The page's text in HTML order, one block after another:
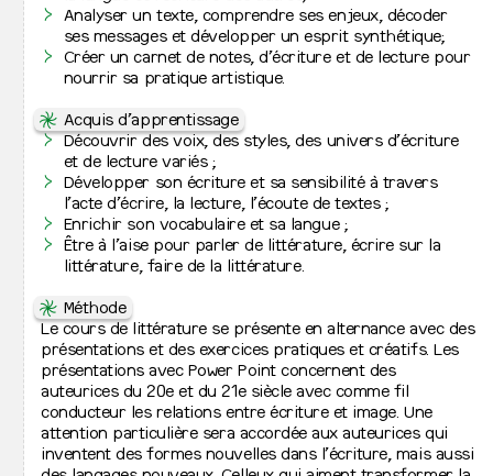
↦
Vie étudiante
↦
⇒
Conseil Étudiant·e
↦
Aide aux étudiant·es
↦
↦
⇒ Agendas
↦ ⇒ Accès à la bibliothèque
↦
Accès au Printlab
↦
⇒
La Collec
↦
Projets phares
↦
Activités de l’école
↦
↦
⇒ Archives
Colophon Mentions légales
Instagram Facebook
d’apprendre des outils, de donner des clés et des
méthodes afin qu’à la sortie de l’école, l’étudiant·e soit
capable de se forger sa propre pratique selon ses
convictions et en conscience des différentes voies qui
ou d’un engagement dans le monde professionnel.
Le projet pédagogique de l’orientation vise à
accompagner les étudiant·es dans leur rôle de citoyen·nes
responsables capables de contribuer à une société
démocratique, pluraliste et solidaire. Il amène chaque
étudiant·e à se poser les questions suivantes : Comment
pratiquer le graphisme afin de contribuer au monde tel
par ma pratique du graphisme ?
L’autonomie des étudiant·es est centrale et mise en
pratique de façon progressive au fil des 3 années de
bachelier.
La 1re année est très encadrante où l’étudiant·e est
sensibilisé·e à plusieurs pratiques du graphisme par
l’expérimentation de différents outils et méthodes de
Q2
Du Moyen-Âge à la Rennaissance
UE 10580
Littérature (a)
Sciences humaines et sociales
UE 10581
Littérature (b)
Sciences humaines et sociales
UE 10050
Q1 + Q2
Méthodologie de la recherche
Pratiques de la recherche
Cours techniques
Q1
Image numérique : base (a)
UE 11211
Q2
Image numérique : base (b)
Techniques et technologies
UE 11212
Q2
Production, composition et impression
Techniques et technologies
Analyser un texte, comprendre ses enjeux, décoder
ses messages et développer un esprit synthétique;
Créer un carnet de notes, d’écriture et de lecture pour
nourrir sa pratique artistique.
⇋ Acquis d’apprentissage
Découvrir des voix, des styles, des univers d’écriture
et de lecture variés ;
Développer son écriture et sa sensibilité à travers
l’acte d’écrire, la lecture, l’écoute de textes ;
Enrichir son vocabulaire et sa langue ;
Être à l’aise pour parler de littérature, écrire sur la
littérature, faire de la littérature.
⇋ Méthode
Le cours de littérature se présente en alternance avec des
présentations et des exercices pratiques et créatifs. Les
présentations avec Power Point concernent des
auteurices du 20e et du 21e siècle avec comme fil
conducteur les relations entre écriture et image. Une
attention particulière sera accordée aux auteurices qui
inventent des formes nouvelles dans l’écriture, mais aussi